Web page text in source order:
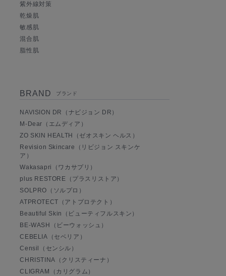
紫外線対策
乾燥肌
敏感肌
混合肌
脂性肌
BRAND ブランド
NAVISION DR（ナビジョン DR）
M-Dear（エムディア）
ZO SKIN HEALTH（ゼオスキン ヘルス）
Revision Skincare（リビジョン スキンケ
ア）
Wakasapri（ワカサプリ）
plus RESTORE（プラスリストア）
SOLPRO（ソルプロ）
ATPROTECT（アトプロテクト）
Beautiful Skin（ビューティフルスキン）
BE-WASH（ビーウォッシュ）
CEBELIA（セベリア）
Censil（センシル）
CHRISTINA（クリスティーナ）
CLIGRAM（カリグラム）